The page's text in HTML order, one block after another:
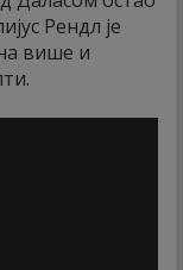
Рендл је
више и